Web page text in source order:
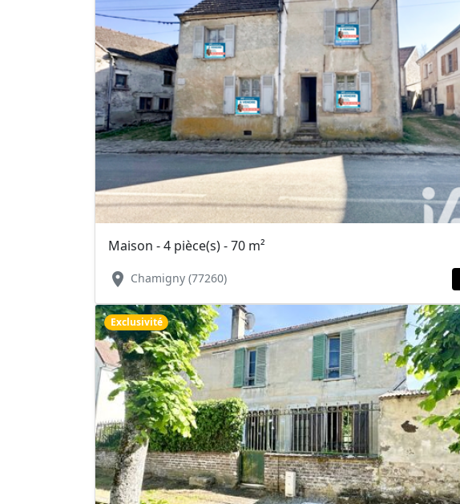
Maison - 4 pièce(s) - 70 m²
location_on Chamigny (77260)
Exclusivité